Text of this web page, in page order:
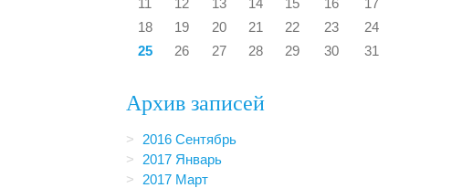
18
19 20 21 22 23
24
25
26 27 28 29 30 31
Архив записей
2016 Сентябрь
2017 Январь
2017 Март